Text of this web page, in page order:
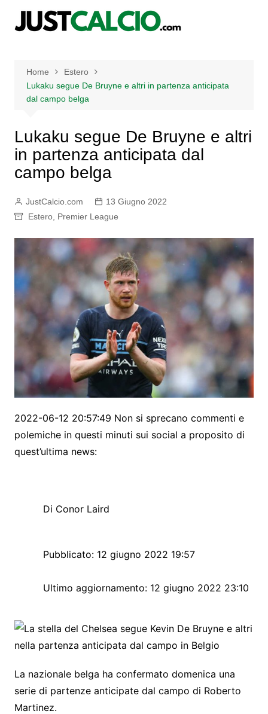
Home
Estero
Lukaku segue De Bruyne e altri in partenza anticipata
dal campo belga
Lukaku segue De Bruyne e altri
in partenza anticipata dal
campo belga
JustCalcio.com
13 Giugno 2022
Estero, Premier League
2022-06-12 20:57:49 Non si sprecano commenti e
polemiche in questi minuti sui social a proposito di
quest’ultima news:
Di Conor Laird
Pubblicato: 12 giugno 2022 19:57
Ultimo aggiornamento: 12 giugno 2022 23:10
La nazionale belga ha confermato domenica una
serie di partenze anticipate dal campo di Roberto
Martinez.